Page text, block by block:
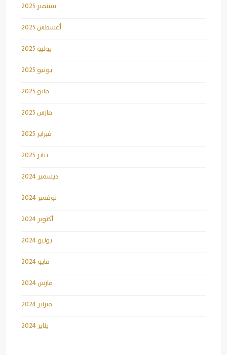
سبتمبر 2025
أغسطس 2025
يوليو 2025
يونيو 2025
مايو 2025
مارس 2025
فبراير 2025
يناير 2025
ديسمبر 2024
نوفمبر 2024
أكتوبر 2024
يوليو 2024
مايو 2024
مارس 2024
فبراير 2024
يناير 2024